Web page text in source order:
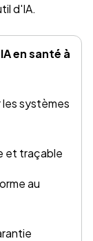
d'IA.
en santé à
les systèmes
et traçable
au